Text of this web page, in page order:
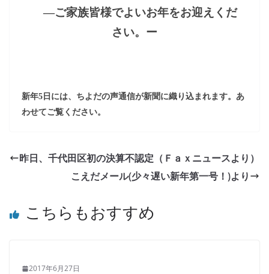
―ご家族皆様でよいお年をお迎えくだ
さい。ー
新年5 日には、ちよだの声通信が新聞に織り込まれます。あ
わせてご覧ください。
昨日、千代田区初の決算不認定（Ｆａｘニュースより）
こえだメール(少々遅い新年第​一号！)より
こちらもおすすめ
2017年6月27日